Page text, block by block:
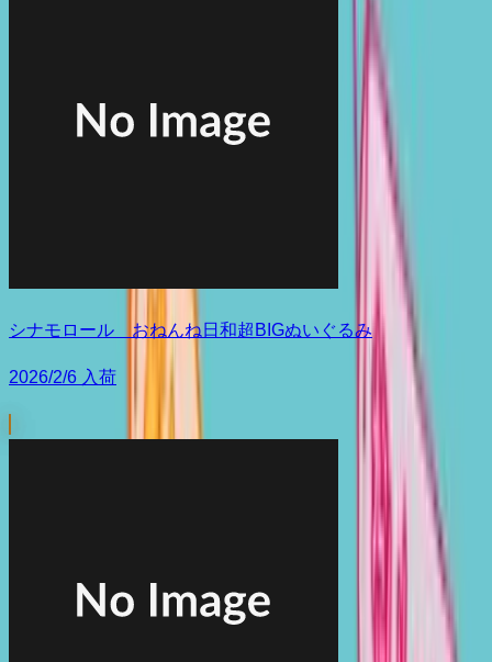
シナモロール おねんね日和超BIGぬいぐるみ
2026/2/6 入荷